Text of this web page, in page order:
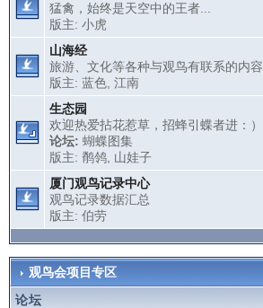
猛禽，始终是天空中的王者...
版主: 小虎
山海经
旅游、文化等各种与观鸟有联系的内容
版主: 蓝色, 江南
生态园
欢迎热爱拈花惹草，招蜂引蝶者进：）
论坛: 蝴蝶图集
版主: 鹡鸰, 山娃子
厦门观鸟记录中心
观鸟记录数据汇总
版主: 伯劳
观鸟会项目专区
论坛